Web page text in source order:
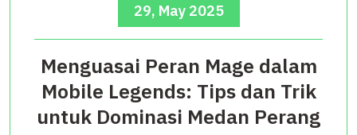
29, May 2025
Menguasai Peran Mage dalam
Mobile Legends: Tips dan Trik
untuk Dominasi Medan Perang